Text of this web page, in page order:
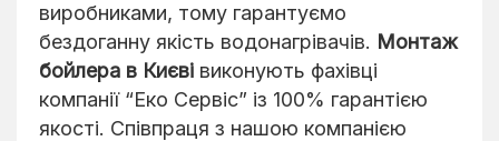
виробниками, тому гарантуємо
бездоганну якість водонагрівачів. Монтаж
бойлера в Києві виконують фахівці
компанії “Еко Сервіс” із 100% гарантією
якості. Співпраця з нашою компанією